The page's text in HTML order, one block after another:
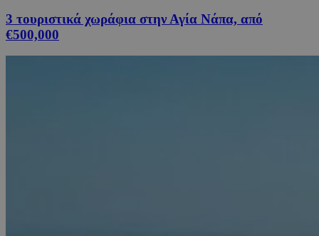
3 τουριστικά χωράφια στην Αγία Νάπα, από
€500,000